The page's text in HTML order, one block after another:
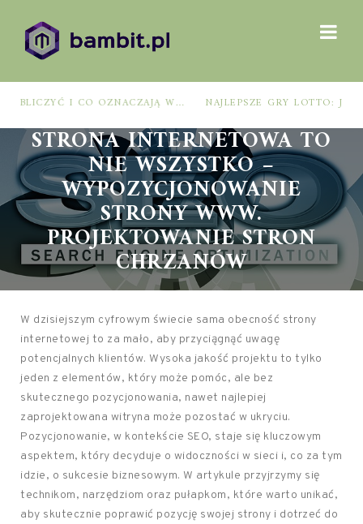
NAJLEPSZE GRY LOTTO: JAK WYBRAĆ, BY ZWIĘKSZYĆ SZANSE NA WYGRANĄ?
STRONA INTERNETOWA TO
NIE WSZYSTKO –
WYPOZYCJONOWANIE
STRONY WWW.
PROJEKTOWANIE STRON
CHRZANÓW
W dzisiejszym cyfrowym świecie sama obecność strony
internetowej to za mało, aby przyciągnąć uwagę
potencjalnych klientów. Wysoka jakość projektu to tylko
jeden z elementów, który może pomóc, ale bez
skutecznego pozycjonowania, nawet najlepiej
zaprojektowana witryna może pozostać w ukryciu.
Pozycjonowanie, w kontekście SEO, staje się kluczowym
aspektem, który decyduje o widoczności w sieci i, co za tym
idzie, o sukcesie biznesowym. W artykule przyjrzymy się
technikom, narzędziom oraz pułapkom, które warto unikać,
aby skutecznie poprawić pozycję swojej strony i dotrzeć do